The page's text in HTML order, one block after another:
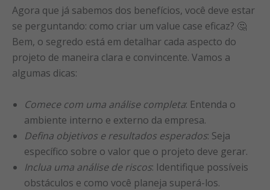
Agora que já sabemos dos benefícios, você deve estar
se perguntando: como criar um value case eficaz? 🤔
Bem, o segredo está em detalhar cada aspecto do
projeto de maneira clara e convincente. Vamos a
algumas dicas:
Comece com uma análise completa: Entenda o
ambiente interno e externo da empresa.
Defina objetivos e resultados esperados: Seja
específico sobre o valor que o projeto deve gerar.
Inclua uma análise de riscos: Identifique possíveis
obstáculos e como você planeja superá-los.